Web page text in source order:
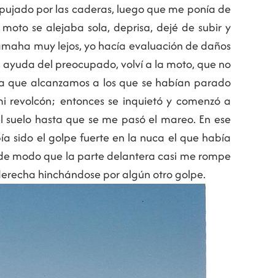
por las caderas, luego que me ponía de
se alejaba sola, deprisa, dejé de subir y
muy lejos, yo hacía evaluación de daños
del preocupado, volví a la moto, que no
alcanzamos a los que se habían parado
entonces se inquietó y comenzó a
hasta que se me pasó el mareo. En ese
sido el golpe fuerte en la nuca el que había
modo que la parte delantera casi me rompe
hinchándose por algún otro golpe.